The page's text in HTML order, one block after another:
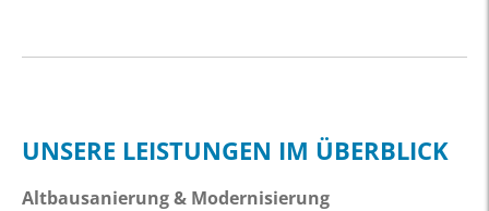
UNSERE LEISTUNGEN IM ÜBERBLICK
Altbausanierung & Modernisierung